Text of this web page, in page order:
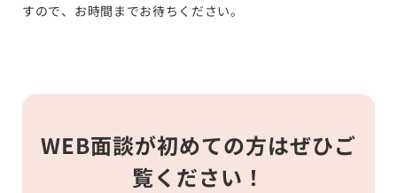
すので、お時間までお待ちください。
WEB面談が初めての方はぜひご
覧ください！